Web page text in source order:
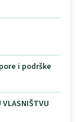
i podrške
VLASNIŠTVU